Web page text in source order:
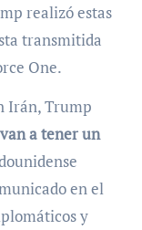
realizó estas
transmitida
One.
Irán, Trump
a tener un
en el
y